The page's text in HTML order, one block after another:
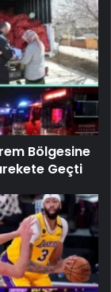
Bölgesine
Geçti